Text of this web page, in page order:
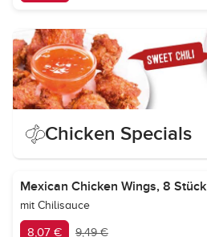
Chicken Specials
Mexican Chicken Wings, 8 Stück
mit Chilisauce
8,07 € 9,49 €